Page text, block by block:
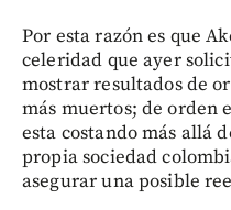
Por esta razón es que
celeridad que ayer
mostrar resultados de
más muertos; de orden
esta costando más allá
propia sociedad
asegurar una posible